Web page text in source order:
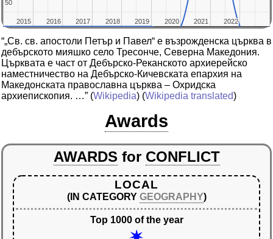
2015
2015 2016
2016 2017
2017 2018
2018 2019
2019 2020
2020 2021
2021 2022
2022
50
50
“„Св. св. апостоли Петър и Павел“ е възрожденска църква в
дебърското мияшко село Тресонче, Северна Македония.
Църквата е част от Дебърско-Реканското архиерейско
наместничество на Дебърско-Кичевската епархия на
Македонската православна църква – Охридска
архиепископия. …” (Wikipedia) (Wikipedia translated)
Awards
AWARDS for CONFLICT
LOCAL
(IN CATEGORY GEOGRAPHY)
Top 1000 of the year